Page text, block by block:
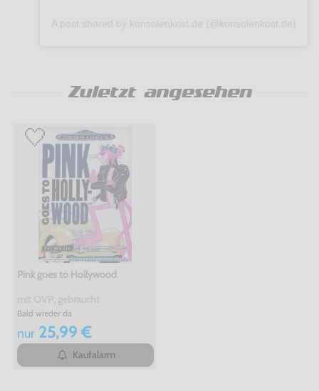
Zuletzt angesehen
Pink goes to Hollywood
Bald wieder da
nur25,99 €
Kaufalarm